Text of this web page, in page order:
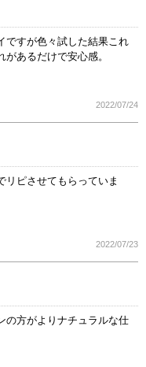
ですが色々試した結果これ
あるだけで安心感。
2022/07/24
リピさせてもらっていま
2022/07/23
の方がよりナチュラルな仕